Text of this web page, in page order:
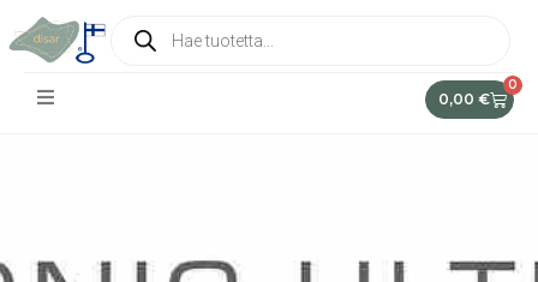
0,00 €
0